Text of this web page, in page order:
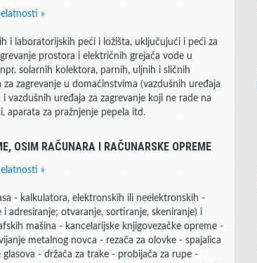
»
i laboratorijskih peći i ložišta, uključujući i peći za
prostora i električnih grejača vode u
solarnih kolektora, parnih, uljnih i sličnih
zagrevanje u domaćinstvima (vazdušnih uređaja
uređaja za zagrevanje koji ne rade na
aparata za pražnjenje pepela itd.
OSIM RAČUNARA I RAČUNARSKE OPREME
»
- kalkulatora, elektronskih ili neelektronskih -
adresiranje; otvaranje, sortiranje, skeniranje) i
mašina - kancelarijske knjigovezačke opreme -
metalnog novca - rezača za olovke - spajalica
- držača za trake - probijača za rupe -